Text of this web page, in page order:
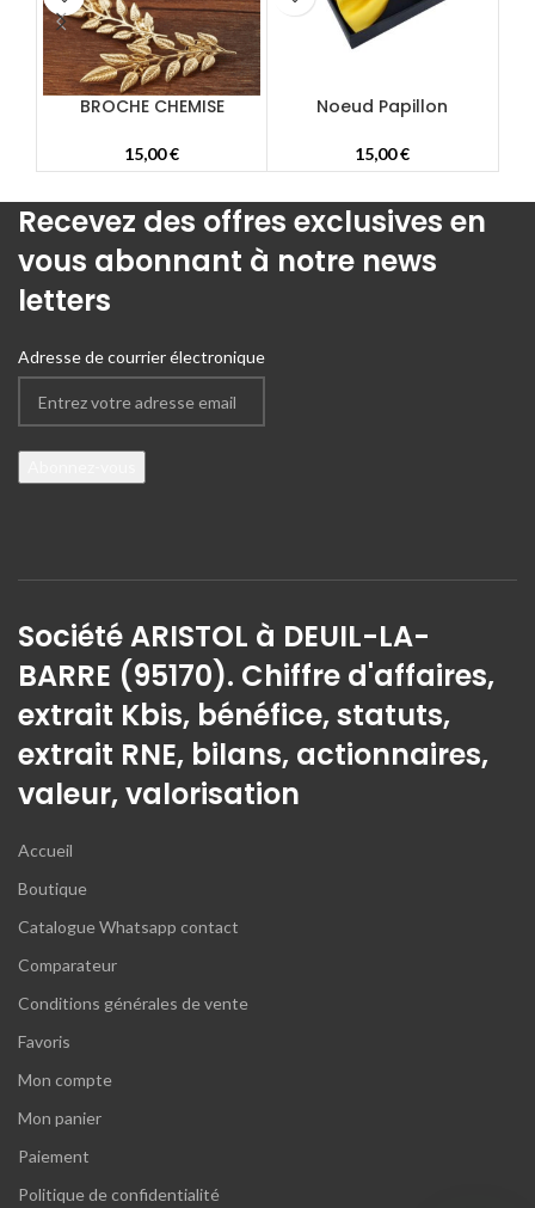
BROCHE CHEMISE
15,00€
Noeud Papillon
15,00€
Recevez des offres exclusives en
vous abonnant à notre news
letters
Adresse de courrier électronique
Société ARISTOL à DEUIL-LA-
BARRE (95170). Chiffre d'affaires,
extrait Kbis, bénéfice, statuts,
extrait RNE, bilans, actionnaires,
valeur, valorisation
Accueil
Boutique
Catalogue Whatsapp contact
Comparateur
Conditions générales de vente
Favoris
Mon compte
Mon panier
Paiement
Politique de confidentialité